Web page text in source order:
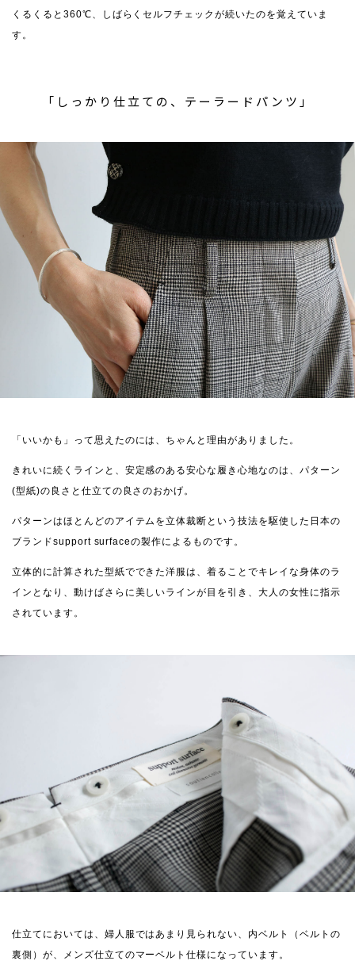
くるくると360℃、しばらくセルフチェックが続いたのを覚えていま
す。
「しっかり仕立ての、テーラードパンツ」
「いいかも」って思えたのには、ちゃんと理由がありました。
きれいに続くラインと、安定感のある安心な履き心地なのは、パターン
(型紙)の良さと仕立ての良さのおかげ。
パターンはほとんどのアイテムを立体裁断という技法を駆使した日本の
ブランドsupport surfaceの製作によるものです。
立体的に計算された型紙でできた洋服は、着ることでキレイな身体のラ
インとなり、動けばさらに美しいラインが目を引き、大人の女性に指示
されています。
仕立てにおいては、婦人服ではあまり見られない、内ベルト（ベルトの
裏側）が、メンズ仕立てのマーベルト仕様になっています。